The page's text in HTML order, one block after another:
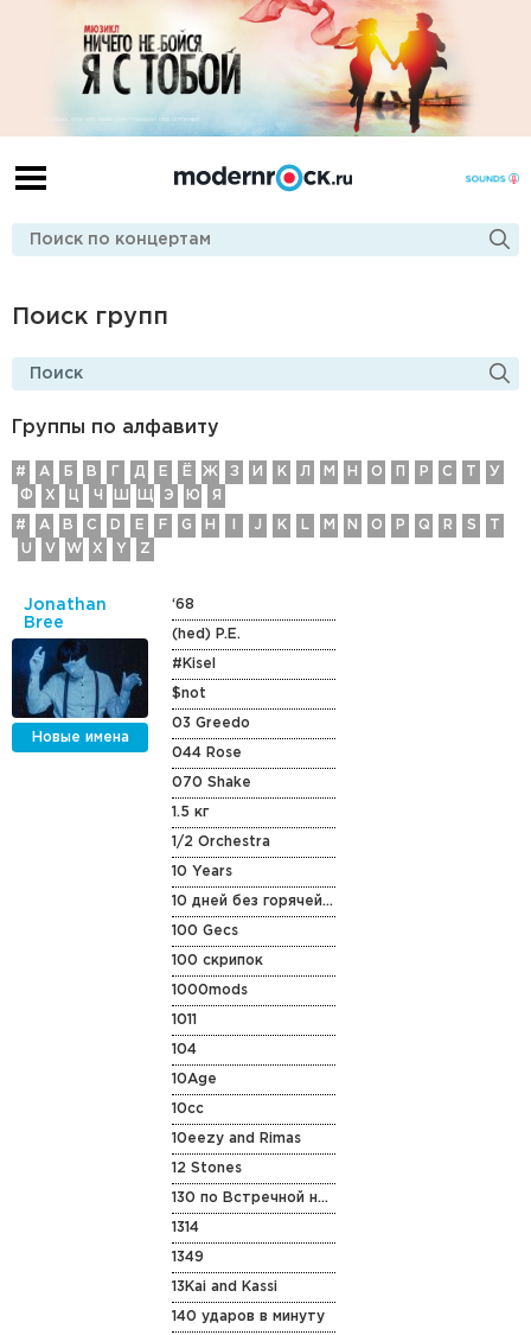
Поиск групп
Группы по алфавиту
# А Б В Г Д E Ё Ж З И К Л М Н О П Р С Т
У
Ф
Х Ц Ч Ш Щ Э Ю Я
# A B C D E F G H J K L M N O P Q R S
T
U
V W X Y Z
Jonathan
Bree
Новые имена
‘68
(hed) P.E.
#Kisel
$not
03 Greedo
044 Rose
070 Shake
1.5 кг
1/2 Orchestra
10 Years
10 дней без горячей воды
100 Gecs
100 скрипок
1000mods
1011
104
10Age
10cc
10eezy and Rimas
12 Stones
130 по Встречной на Старенькой Vespa
1314
1349
13Kai and Kassi
140 ударов в минуту